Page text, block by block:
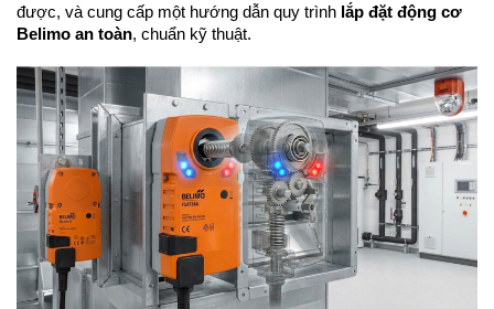
được, và cung cấp một hướng dẫn quy trình lắp đặt động cơ
Belimo an toàn, chuẩn kỹ thuật.